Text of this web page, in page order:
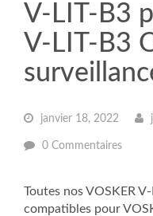
V-LIT-B3
V-LIT-B3
janvier 18, 2022
0 Commentaires
Toutes nos VOSKER
compatibles pour